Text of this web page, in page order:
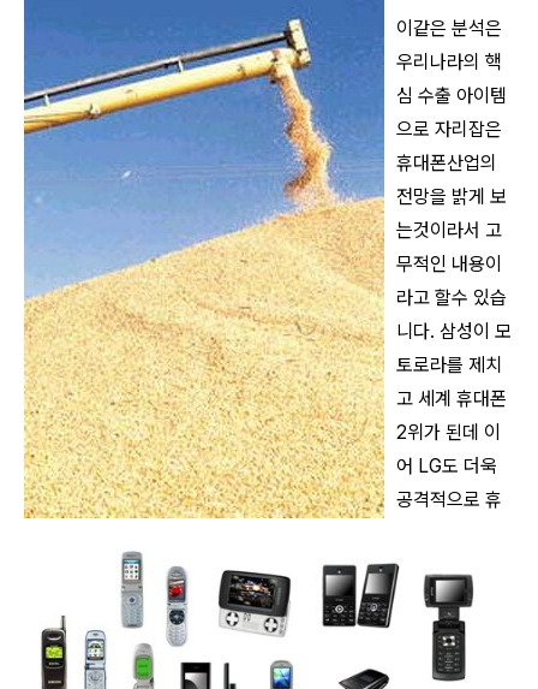
이같은 분석은
우리나라의 핵
심 수출 아이템
으로 자리잡은
휴대폰산업의
전망을 밝게 보
는것이라서 고
무적인 내용이
라고 할수 있습
니다. 삼성이 모
토로라를 제치
고 세계 휴대폰
2위가 된데 이
어 LG도 더욱
공격적으로 휴